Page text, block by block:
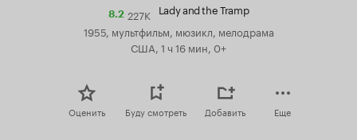
8.2Рейтинг
Кинопоиска
8.2
227K Lady and the Tramp
1955, мультфильм, мюзикл, мелодрама
США, 1 ч 16 мин, 0+
Оценить Буду смотреть Добавить Еще